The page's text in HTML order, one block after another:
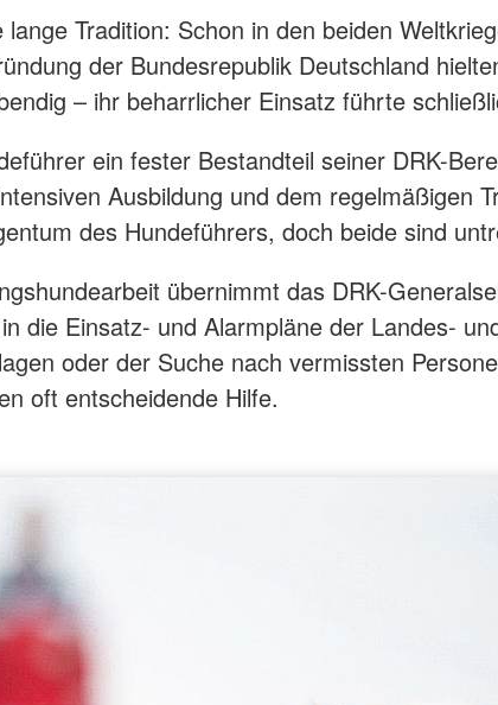
Tradition: Schon in den beiden
der Bundesrepublik Deutschland
– ihr beharrlicher Einsatz führte
ein fester Bestandteil seiner DRK-
Ausbildung und dem regelmäßigen
des Hundeführers, doch beide sind
übernimmt das DRK-
die Einsatz- und Alarmpläne der Landes-
oder der Suche nach vermissten
oft entscheidende Hilfe.